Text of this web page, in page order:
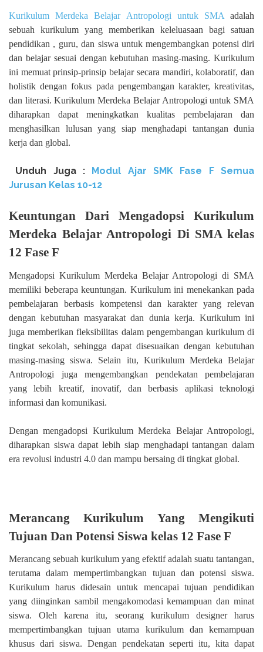
Kurikulum Merdeka Belajar Antropologi untuk SMA adalah
sebuah kurikulum yang memberikan keleluasaan bagi satuan
pendidikan , guru, dan siswa untuk mengembangkan potensi diri
dan belajar sesuai dengan kebutuhan masing-masing. Kurikulum
ini memuat prinsip-prinsip belajar secara mandiri, kolaboratif, dan
holistik dengan fokus pada pengembangan karakter, kreativitas,
dan literasi. Kurikulum Merdeka Belajar Antropologi untuk SMA
diharapkan dapat meningkatkan kualitas pembelajaran dan
menghasilkan lulusan yang siap menghadapi tantangan dunia
kerja dan global.
Unduh Juga :
Modul Ajar SMK Fase F Semua
Jurusan Kelas 10-12
Keuntungan Dari Mengadopsi Kurikulum
Merdeka Belajar Antropologi Di SMA kelas
12 Fase F
Mengadopsi Kurikulum Merdeka Belajar Antropologi di SMA
memiliki beberapa keuntungan. Kurikulum ini menekankan pada
pembelajaran berbasis kompetensi dan karakter yang relevan
dengan kebutuhan masyarakat dan dunia kerja. Kurikulum ini
juga memberikan fleksibilitas dalam pengembangan kurikulum di
tingkat sekolah, sehingga dapat disesuaikan dengan kebutuhan
masing-masing siswa. Selain itu, Kurikulum Merdeka Belajar
Antropologi juga mengembangkan pendekatan pembelajaran
yang lebih kreatif, inovatif, dan berbasis aplikasi teknologi
informasi dan komunikasi.
Dengan mengadopsi Kurikulum Merdeka Belajar Antropologi,
diharapkan siswa dapat lebih siap menghadapi tantangan dalam
era revolusi industri 4.0 dan mampu bersaing di tingkat global.
Merancang Kurikulum Yang Mengikuti
Tujuan Dan Potensi Siswa kelas 12 Fase F
Merancang sebuah kurikulum yang efektif adalah suatu tantangan,
terutama dalam mempertimbangkan tujuan dan potensi siswa.
Kurikulum harus didesain untuk mencapai tujuan pendidikan
yang diinginkan sambil mengakomodasi kemampuan dan minat
siswa. Oleh karena itu, seorang kurikulum designer harus
mempertimbangkan tujuan utama kurikulum dan kemampuan
khusus dari siswa. Dengan pendekatan seperti itu, kita dapat